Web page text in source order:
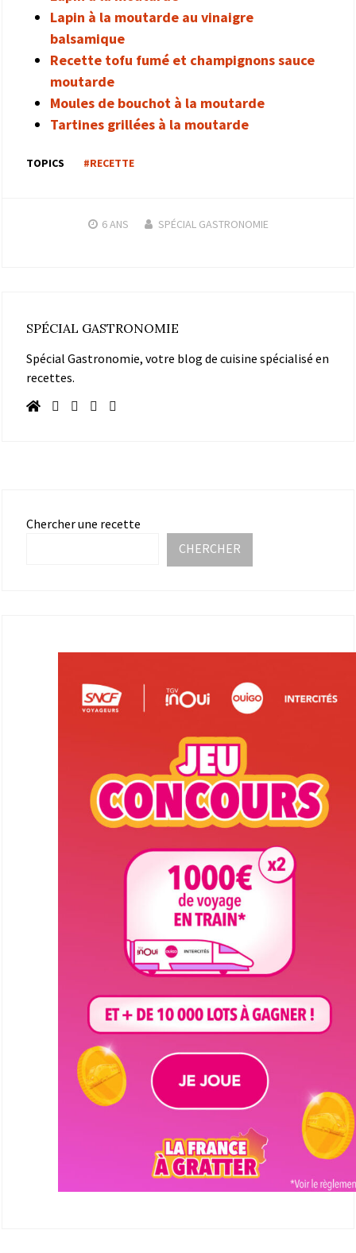
Lapin à la moutarde au vinaigre
balsamique
Recette tofu fumé et champignons sauce
moutarde
Moules de bouchot à la moutarde
Tartines grillées à la moutarde
TOPICS #RECETTE
6 ANS SPÉCIAL GASTRONOMIE
SPÉCIAL GASTRONOMIE
Spécial Gastronomie, votre blog de cuisine spécialisé en
recettes.
Chercher une recette
CHERCHER